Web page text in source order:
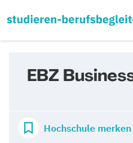
EBZ
Hochschule merken